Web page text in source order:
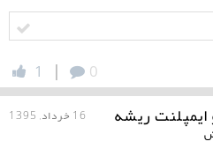
0
|
1
ریشه 16 خرداد, 1395